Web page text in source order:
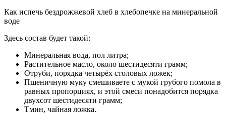
Как испечь бездрожжевой хлеб в хлебопечке на минеральной
воде
Здесь состав будет такой:
Минеральная вода, пол литра;
Растительное масло, около шестидесяти грамм;
Отруби, порядка четырёх столовых ложек;
Пшеничную муку смешиваете с мукой грубого помола в
равных пропорциях, и этой смеси понадобится порядка
двухсот шестидесяти грамм;
Тмин, чайная ложка.